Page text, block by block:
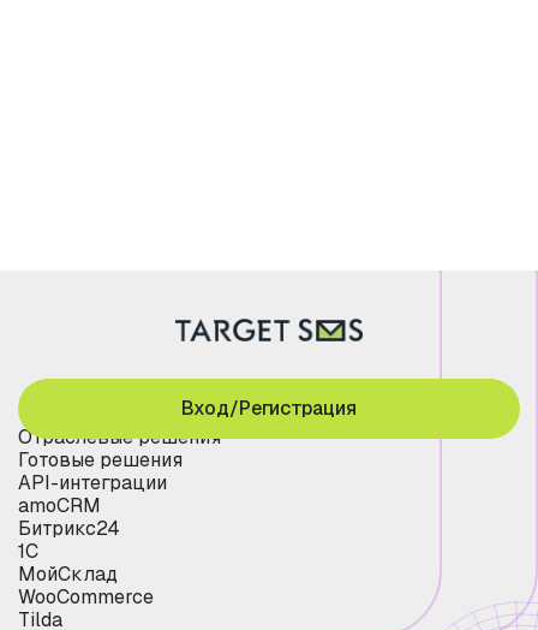
Отраслевые решения
Готовые решения
API-интеграции
amoCRM
Битрикс24
1С
МойСклад
WooCommerce
Tilda
Вход/Регистрация